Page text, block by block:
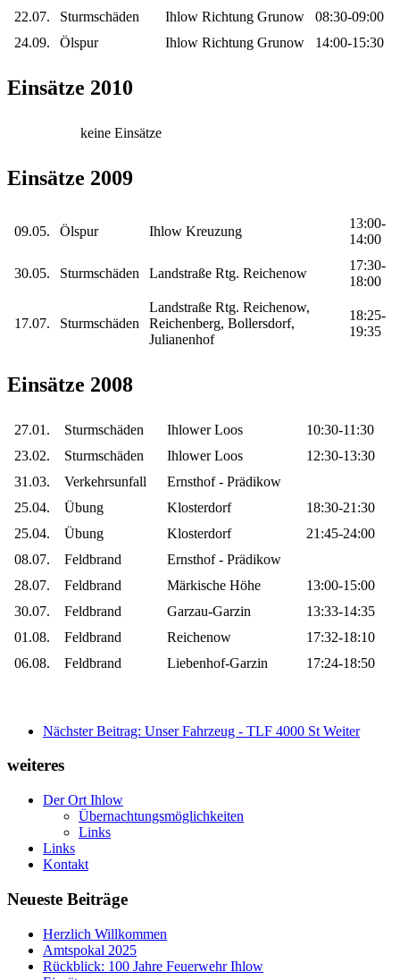
22.07.
Sturmschäden Ihlow Richtung Grunow
08:30-09:00
24.09.
Ölspur Ihlow Richtung Grunow 14:00-15:30
Einsätze 2010
keine Einsätze
Einsätze 2009
09.05. Ölspur Ihlow Kreuzung
13:00-
14:00
30.05. Sturmschäden Landstraße Rtg. Reichenow
17:30-
18:00
17.07. Sturmschäden
Landstraße Rtg. Reichenow,
Reichenberg, Bollersdorf,
Julianenhof
18:25-
19:35
Einsätze 2008
27.01. Sturmschäden Ihlower Loos
10:30-11:30
23.02.
Sturmschäden Ihlower Loos
12:30-13:30
31.03.
Verkehrsunfall
Ernsthof - Prädikow
25.04.
Übung Klosterdorf
18:30-21:30
25.04.
Übung Klosterdorf
21:45-24:00
08.07.
Feldbrand
Ernsthof - Prädikow
28.07.
Feldbrand Märkische Höhe
13:00-15:00
30.07.
Feldbrand Garzau-Garzin
13:33-14:35
01.08.
Feldbrand Reichenow
17:32-18:10
06.08.
Feldbrand Liebenhof-Garzin 17:24-18:50
Nächster Beitrag: Unser Fahrzeug - TLF 4000 St Weiter
weiteres
Der Ort Ihlow
Übernachtungsmöglichkeiten
Links
Links
Kontakt
Neueste Beiträge
Herzlich Willkommen
Amtspokal 2025
Rückblick: 100 Jahre Feuerwehr Ihlow